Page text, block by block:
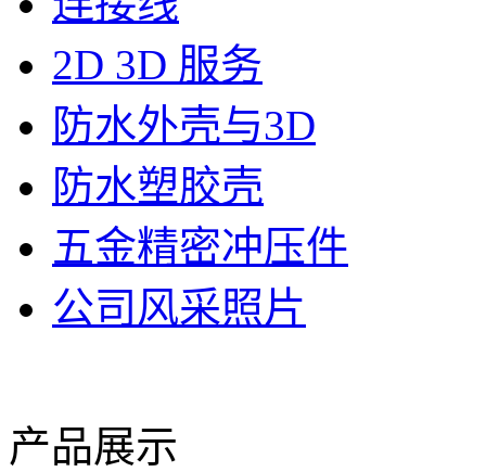
2D 3D 服务
防水外壳与3D
防水塑胶壳
五金精密冲压件
公司风采照片
产品展示